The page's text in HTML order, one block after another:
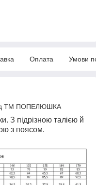
Оплата Умови
ТМ ПОПЕЛЮШКА
З підрізною талією й
з поясом.